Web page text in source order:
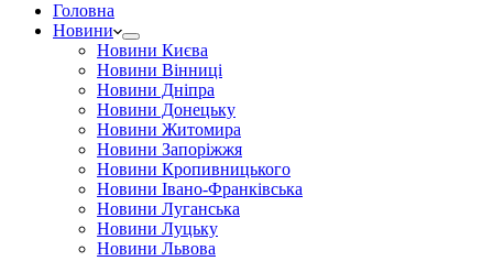
Головна
Новини
Новини Києва
Новини Вінниці
Новини Дніпра
Новини Донецьку
Новини Житомира
Новини Запоріжжя
Новини Кропивницького
Новини Івано-Франківська
Новини Луганська
Новини Луцьку
Новини Львова